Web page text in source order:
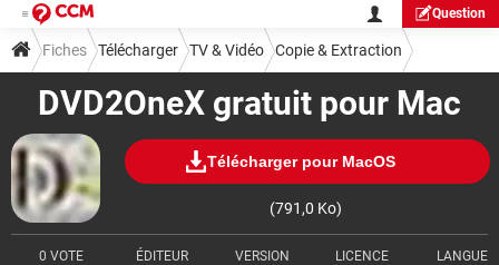
Question
DVD2OneX gratuit pour Mac
Télécharger pour MacOS
(791,0 Ko)
0 VOTE ÉDITEUR VERSION LICENCE LANGUE
Fiches Télécharger TV & Vidéo Copie & Extraction